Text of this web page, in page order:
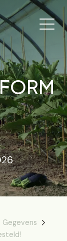
Gegevens